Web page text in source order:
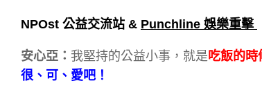
NPOst 公益交流站 & Punchline 娛樂重擊
安心亞： 我堅持的公益小事，就是吃飯的時
很、可、愛吧！